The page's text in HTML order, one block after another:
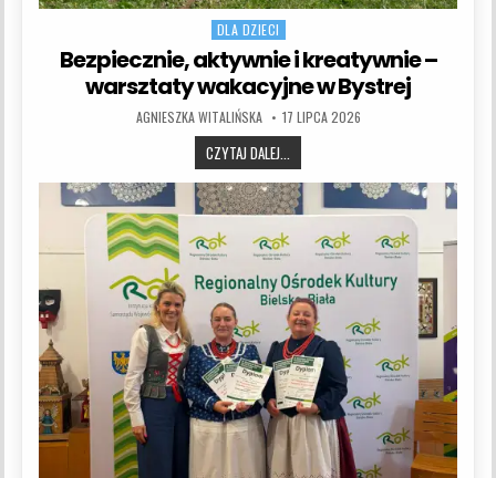
DLA DZIECI
Bezpiecznie, aktywnie i kreatywnie –
warsztaty wakacyjne w Bystrej
AUTHOR:
AGNIESZKA WITALIŃSKA PUBLISHED DATE:
17 LIPCA 2026
CZYTAJ DALEJ...